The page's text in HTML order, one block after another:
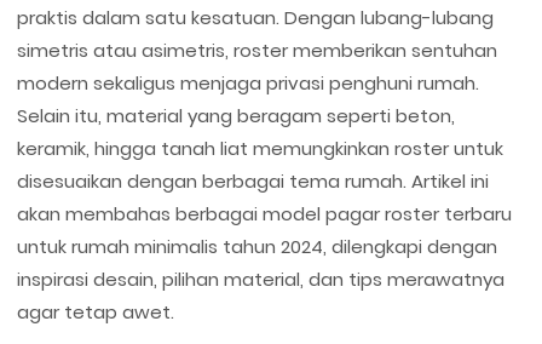
praktis dalam satu kesatuan. Dengan lubang-lubang
simetris atau asimetris, roster memberikan sentuhan
modern sekaligus menjaga privasi penghuni rumah.
Selain itu, material yang beragam seperti beton,
keramik, hingga tanah liat memungkinkan roster untuk
disesuaikan dengan berbagai tema rumah. Artikel ini
akan membahas berbagai model pagar roster terbaru
untuk rumah minimalis tahun 2024, dilengkapi dengan
inspirasi desain, pilihan material, dan tips merawatnya
agar tetap awet.